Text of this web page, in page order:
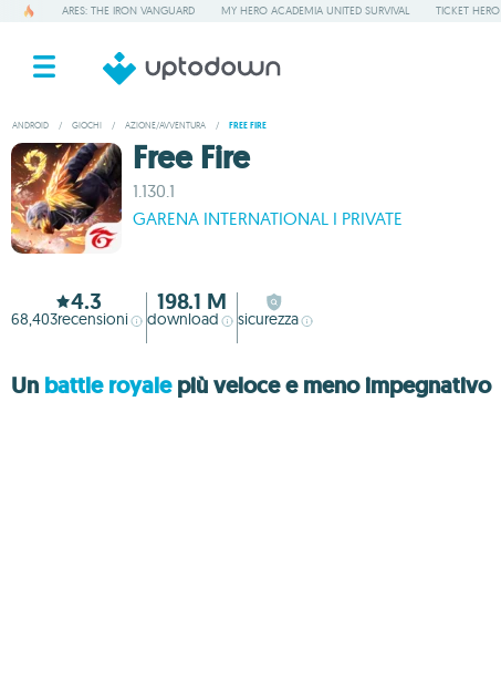
ARES: THE IRON VANGUARD MY HERO ACADEMIA UNITED SURVIVAL TICKET HERO
ANDROID / GIOCHI / AZIONE/AVVENTURA / FREE FIRE
Free Fire
1.130.1
GARENA INTERNATIONAL I PRIVATE
4.3
68,403recensioni
198.1 M
download sicurezza
Un battle royalepiù veloce e meno impegnativo